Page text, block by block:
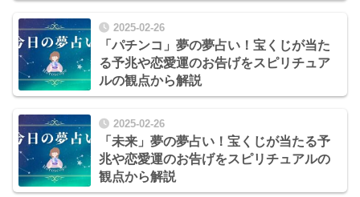
2025-02-26
「パチンコ」夢の夢占い！宝くじが当た
る予兆や恋愛運のお告げをスピリチュア
ルの観点から解説
2025-02-26
「未来」夢の夢占い！宝くじが当たる予
兆や恋愛運のお告げをスピリチュアルの
観点から解説